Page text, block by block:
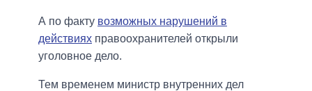
А по факту возможных нарушений в
действиях правоохранителей открыли
уголовное дело.
Тем временем министр внутренних дел